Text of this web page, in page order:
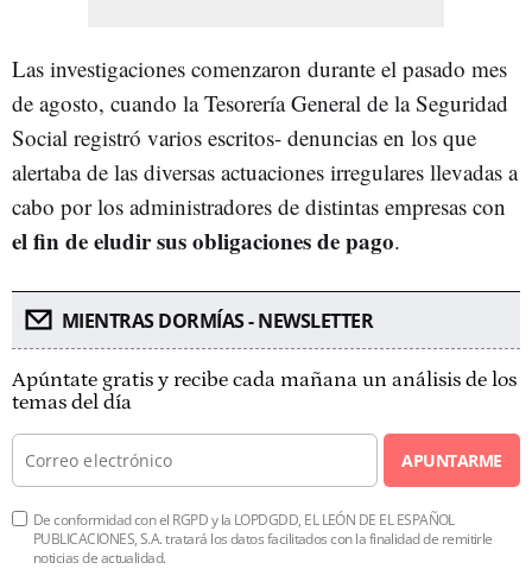
Las investigaciones comenzaron durante el pasado mes
de agosto, cuando la Tesorería General de la Seguridad
Social registró varios escritos- denuncias en los que
alertaba de las diversas actuaciones irregulares llevadas a
cabo por los administradores de distintas empresas con
el fin de eludir sus obligaciones de pago.
MIENTRAS DORMÍAS - NEWSLETTER
Apúntate gratis y recibe cada mañana un análisis de los
temas del día
APUNTARME
De conformidad con el RGPD y la LOPDGDD, EL LEÓN DE EL ESPAÑOL
PUBLICACIONES, S.A. tratará los datos facilitados con la finalidad de remitirle
noticias de actualidad.